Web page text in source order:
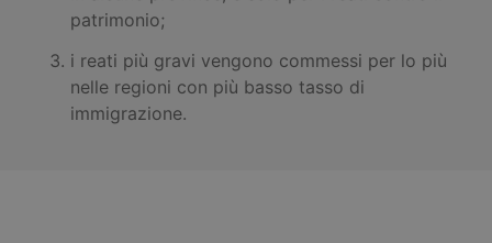
patrimonio;
i reati più gravi vengono commessi per lo più
nelle regioni con più basso tasso di
immigrazione.